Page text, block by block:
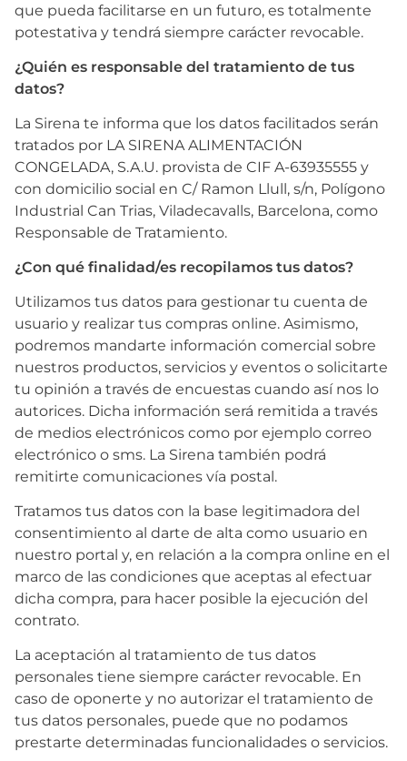
que pueda facilitarse en un futuro, es totalmente
potestativa y tendrá siempre carácter revocable.
¿Quién es responsable del tratamiento de tus
datos?
La Sirena te informa que los datos facilitados serán
tratados por LA SIRENA ALIMENTACIÓN
CONGELADA, S.A.U. provista de CIF A-63935555 y
con domicilio social en C/ Ramon Llull, s/n, Polígono
Industrial Can Trias, Viladecavalls, Barcelona, como
Responsable de Tratamiento.
¿Con qué finalidad/es recopilamos tus datos?
Utilizamos tus datos para gestionar tu cuenta de
usuario y realizar tus compras online. Asimismo,
podremos mandarte información comercial sobre
nuestros productos, servicios y eventos o solicitarte
tu opinión a través de encuestas cuando así nos lo
autorices. Dicha información será remitida a través
de medios electrónicos como por ejemplo correo
electrónico o sms. La Sirena también podrá
remitirte comunicaciones vía postal.
Tratamos tus datos con la base legitimadora del
consentimiento al darte de alta como usuario en
nuestro portal y, en relación a la compra online en el
marco de las condiciones que aceptas al efectuar
dicha compra, para hacer posible la ejecución del
contrato.
La aceptación al tratamiento de tus datos
personales tiene siempre carácter revocable. En
caso de oponerte y no autorizar el tratamiento de
tus datos personales, puede que no podamos
prestarte determinadas funcionalidades o servicios.